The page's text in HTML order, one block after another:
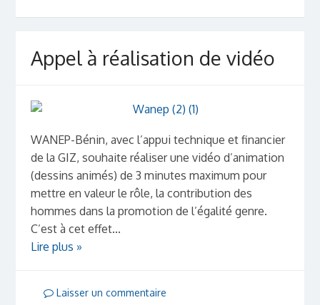
Appel à réalisation de vidéo
WANEP-Bénin, avec l’appui technique et financier
de la GIZ, souhaite réaliser une vidéo d’animation
(dessins animés) de 3 minutes maximum pour
mettre en valeur le rôle, la contribution des
hommes dans la promotion de l’égalité genre.
C’est à cet effet...
Lire plus »
Laisser un commentaire